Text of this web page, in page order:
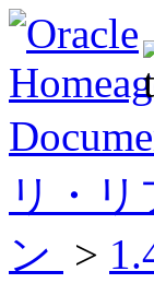
リ・
ン
>